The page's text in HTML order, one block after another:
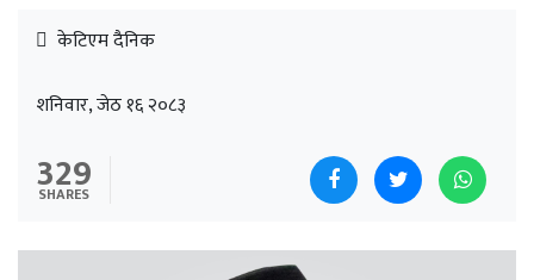
केटिएम दैनिक
शनिवार, जेठ १६ २०८३
329
SHARES